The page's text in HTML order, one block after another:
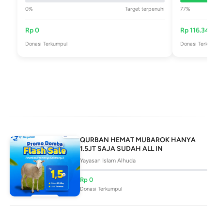
0% Target terpenuhi
Rp0
Donasi Terkumpul
77%
Rp
Donasi
QURBAN HEMAT MUBAROK HANYA
1.5JT SAJA SUDAH ALL IN
Yayasan Islam Alhuda
Rp 0
Donasi Terkumpul